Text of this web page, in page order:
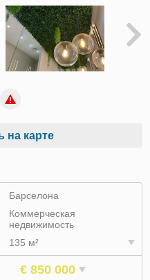
на карте
Барселона
Коммерческая
недвижимость
135 м²
€ 850 000